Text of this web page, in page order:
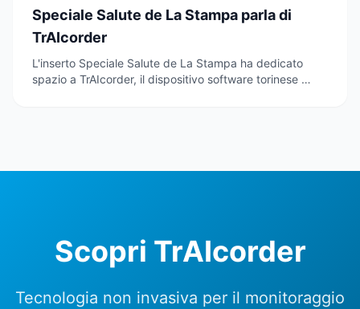
Speciale Salute de La Stampa parla di
TrAIcorder
L'inserto Speciale Salute de La Stampa ha dedicato
spazio a TrAIcorder, il dispositivo software torinese …
Scopri TrAIcorder
Tecnologia non invasiva per il monitoraggio